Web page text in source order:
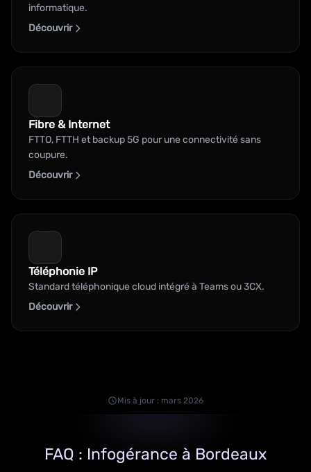
informatique.
Découvrir
Fibre & Internet
FTTO, FTTH et backup 5G pour une connectivité sans
coupure.
Découvrir
Téléphonie IP
Standard téléphonique cloud intégré à Teams ou 3CX.
Découvrir
Mis à jour : mars 2026
FAQ : Infogérance à Bordeaux